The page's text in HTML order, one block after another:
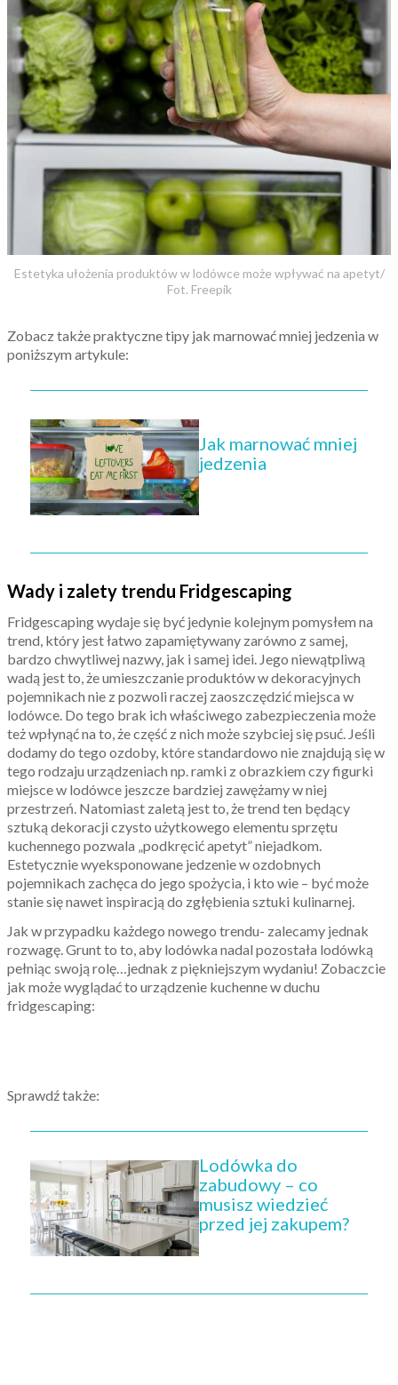
Estetyka ułożenia produktów w lodówce może wpływać na apetyt/
Fot. Freepik
Zobacz także praktyczne tipy jak marnować mniej jedzenia w
poniższym artykule:
Jak marnować mniej
jedzenia
Wady i zalety trendu Fridgescaping
Fridgescaping wydaje się być jedynie kolejnym pomysłem na
trend, który jest łatwo zapamiętywany zarówno z samej,
bardzo chwytliwej nazwy, jak i samej idei. Jego niewątpliwą
wadą jest to, że umieszczanie produktów w dekoracyjnych
pojemnikach nie z pozwoli raczej zaoszczędzić miejsca w
lodówce. Do tego brak ich właściwego zabezpieczenia może
też wpłynąć na to, że część z nich może szybciej się psuć. Jeśli
dodamy do tego ozdoby, które standardowo nie znajdują się w
tego rodzaju urządzeniach np. ramki z obrazkiem czy figurki
miejsce w lodówce jeszcze bardziej zawężamy w niej
przestrzeń. Natomiast zaletą jest to, że trend ten będący
sztuką dekoracji czysto użytkowego elementu sprzętu
kuchennego pozwala „podkręcić apetyt” niejadkom.
Estetycznie wyeksponowane jedzenie w ozdobnych
pojemnikach zachęca do jego spożycia, i kto wie – być może
stanie się nawet inspiracją do zgłębienia sztuki kulinarnej.
Jak w przypadku każdego nowego trendu- zalecamy jednak
rozwagę. Grunt to to, aby lodówka nadal pozostała lodówką
pełniąc swoją rolę…jednak z piękniejszym wydaniu! Zobaczcie
jak może wyglądać to urządzenie kuchenne w duchu
fridgescaping:
Sprawdź także:
Lodówka do
zabudowy – co
musisz wiedzieć
przed jej zakupem?